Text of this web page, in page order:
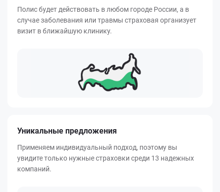
Полис будет действовать в любом городе России, а в
случае заболевания или травмы страховая организует
визит в ближайшую клинику.
Уникальные предложения
Применяем индивидуальный подход, поэтому вы
увидите только нужные страховки среди 13 надежных
компаний.